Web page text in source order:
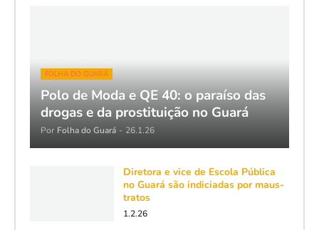
FOLHA DO GUARÁ
Polo de Moda e QE 40: o paraíso das
drogas e da prostituição no Guará
Por Folha do Guará - 26.1.26
Diretora e vice de Escola Pública
no Guará são indiciadas por maus-
tratos
1.2.26